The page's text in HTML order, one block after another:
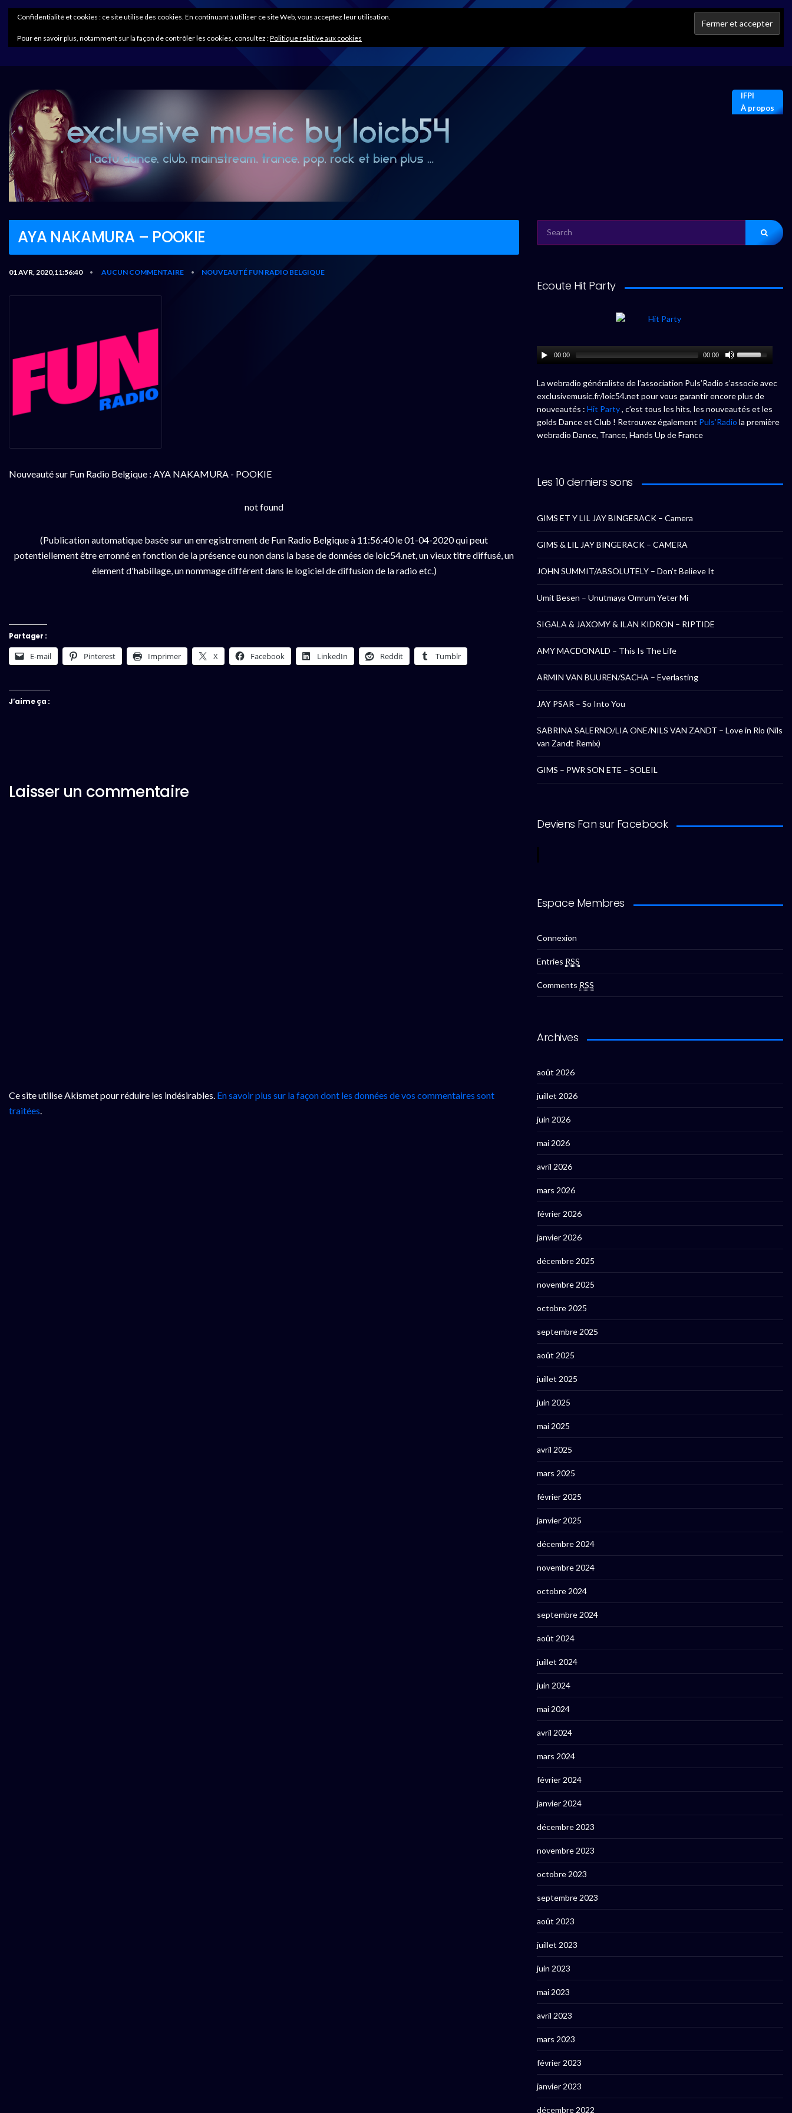
IFPI
À propos
AYA NAKAMURA – POOKIE
01 AVR, 2020,11:56:40 • AUCUN COMMENTAIRE • NOUVEAUTÉ FUN RADIO BELGIQUE
Nouveauté sur Fun Radio Belgique : AYA NAKAMURA - POOKIE
not found
(Publication automatique basée sur un enregistrement de Fun Radio Belgique à 11:56:40 le 01-04-2020 qui peut
potentiellement être erronné en fonction de la présence ou non dans la base de données de loic54.net, un vieux titre diffusé, un
élement d'habillage, un nommage différent dans le logiciel de diffusion de la radio etc.)
Partager :
E-mail Pinterest Imprimer X Facebook LinkedIn Reddit Tumblr
J’aime ça :
Laisser un commentaire
Ce site utilise Akismet pour réduire les indésirables. En savoir plus sur la façon dont les données de vos commentaires sont
traitées.
FOR:
Ecoute Hit Party
00:00 00:00
La webradio généraliste de l’association Puls’Radio s’associe avec
exclusivemusic.fr/loic54.net pour vous garantir encore plus de
nouveautés : Hit Party, c’est tous les hits, les nouveautés et les
golds Dance et Club ! Retrouvez également Puls’Radio la première
webradio Dance, Trance, Hands Up de France
Les 10 derniers sons
GIMS ET Y LIL JAY BINGERACK – Camera
GIMS & LIL JAY BINGERACK – CAMERA
JOHN SUMMIT/ABSOLUTELY – Don’t Believe It
Umit Besen – Unutmaya Omrum Yeter Mi
SIGALA & JAXOMY & ILAN KIDRON – RIPTIDE
AMY MACDONALD – This Is The Life
ARMIN VAN BUUREN/SACHA – Everlasting
JAY PSAR – So Into You
SABRINA SALERNO/LIA ONE/NILS VAN ZANDT – Love in Rio (Nils
van Zandt Remix)
GIMS – PWR SON ETE – SOLEIL
Deviens Fan sur Facebook
Espace Membres
Connexion
Entries RSS
Comments RSS
Archives
août 2026
juillet 2026
juin 2026
mai 2026
avril 2026
mars 2026
février 2026
janvier 2026
décembre 2025
novembre 2025
octobre 2025
septembre 2025
août 2025
juillet 2025
juin 2025
mai 2025
avril 2025
mars 2025
février 2025
janvier 2025
décembre 2024
novembre 2024
octobre 2024
septembre 2024
août 2024
juillet 2024
juin 2024
mai 2024
avril 2024
mars 2024
février 2024
janvier 2024
décembre 2023
novembre 2023
octobre 2023
septembre 2023
août 2023
juillet 2023
juin 2023
mai 2023
avril 2023
mars 2023
février 2023
janvier 2023
décembre 2022
Confidentialité et cookies : ce site utilise des cookies. En continuant à utiliser ce site Web, vous acceptez leur utilisation.
Pour en savoir plus, notamment sur la façon de contrôler les cookies, consultez :Politique relative aux cookies